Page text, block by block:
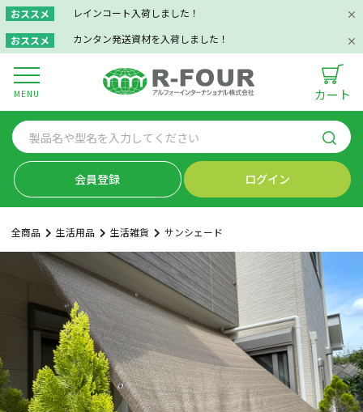
おススメ レインコート入荷しました！
おススメ カンタン発送資材を入荷しました！
MENU カート
会員登録 ログイン
全商品 生活用品 生活雑貨 サンシェード